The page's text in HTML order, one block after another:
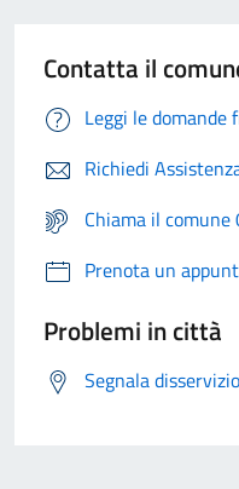
Contatta il
Leggi le domande
Richiedi
Chiama il
Prenota un
Problemi in città
Segnala disservizio